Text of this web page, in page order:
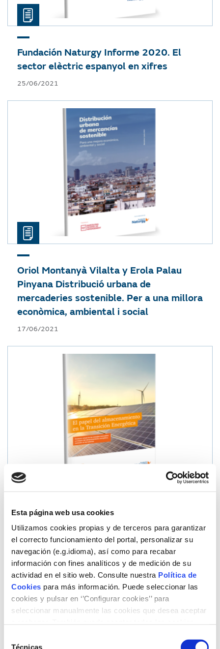
Esta página web usa cookies
Utilizamos cookies propias y de terceros para garantizar
el correcto funcionamiento del portal, personalizar su
navegación (e.g.idioma), así como para recabar
información con fines analíticos y de medición de su
actividad en el sitio web. Consulte nuestra Política de
Cookies para más información. Puede seleccionar las
cookies y pulsar en ‘’Configurar cookies’’ para
seleccionar manualmente las cookies que desea aceptar
Técnicas
Fundación Naturgy Informe 2020. El
sector elèctric espanyol en xifres
25/06/2021
Oriol Montanyà Vilalta y Erola Palau
Pinyana Distribució urbana de
mercaderies sostenible. Per a una millora
econòmica, ambiental i social
17/06/2021
PwC y CIEMATEl paper de
l’emmagatzemament en la transició
energètica
20/05/2021